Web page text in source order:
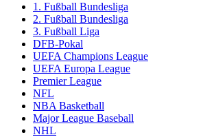
1. Fußball Bundesliga
2. Fußball Bundesliga
3. Fußball Liga
DFB-Pokal
UEFA Champions League
UEFA Europa League
Premier League
NFL
NBA Basketball
Major League Baseball
NHL